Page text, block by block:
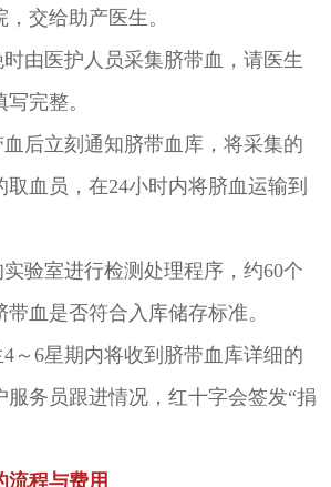
交给助产医生。
医护人员采集脐带血，请医生
完整。
立刻通知脐带血库，将采集的
血员，在24小时内将脐血运输到
室进行检测处理程序，约60个
血是否符合入库储存标准。
6星期内将收到脐带血库详细的
服务员跟进情况，红十字会签发“捐
程与费用